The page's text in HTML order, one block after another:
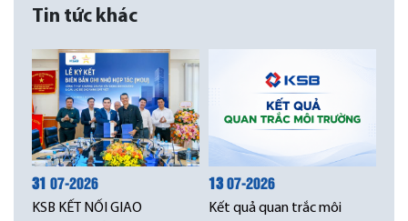
Tin tức khác
31 07-2026
KSB KẾT NỐI GIAO
1307-2026
Kết quả quan trắc môi